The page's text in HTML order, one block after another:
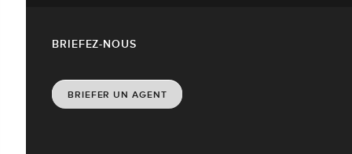
BRIEFEZ-NOUS
BRIEFER UN AGENT